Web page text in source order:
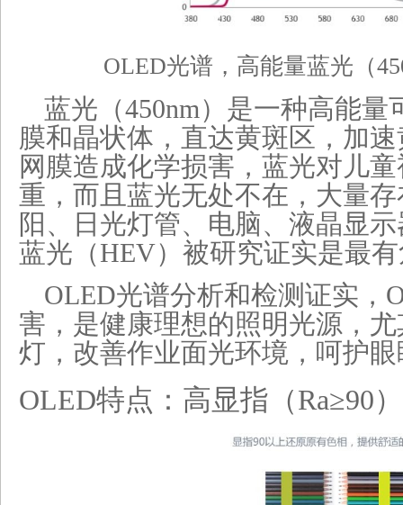
OLED光谱，高能量蓝光（
蓝光（450nm）是一种高能
膜和晶状体，直达黄斑区，加
网膜造成化学损害，蓝光对儿
重，而且蓝光无处不在，大量
阳、日光灯管、电脑、液晶显
蓝光（HEV）被研究证实是最
OLED光谱分析和检测证实，
害，是健康理想的照明光源，
灯，改善作业面光环境，呵护
OLED特点：高显指（Ra≥90）